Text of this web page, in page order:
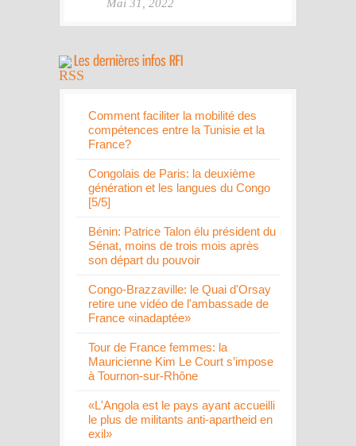
Mai 31, 2022
Comment faciliter la mobilité des
compétences entre la Tunisie et la
France?
Congolais de Paris: la deuxième
génération et les langues du Congo
[5/5]
Bénin: Patrice Talon élu président du
Sénat, moins de trois mois après
son départ du pouvoir
Congo-Brazzaville: le Quai d'Orsay
retire une vidéo de l'ambassade de
France «inadaptée»
Tour de France femmes: la
Mauricienne Kim Le Court s’impose
à Tournon-sur-Rhône
«L'Angola est le pays ayant accueilli
le plus de militants anti-apartheid en
exil»